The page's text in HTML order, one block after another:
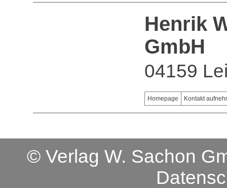
Henrik
GmbH
04159
Homepage Kontakt
© Verlag W. Sachon